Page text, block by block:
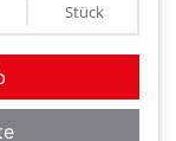
Stück